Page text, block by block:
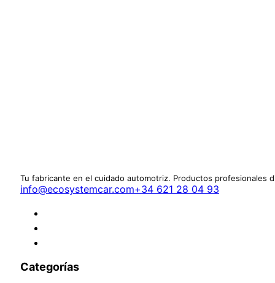
Tu fabricante en el cuidado automotriz. Productos profesionales
info@ecosystemcar.com+34 621 28 04 93
Categorías